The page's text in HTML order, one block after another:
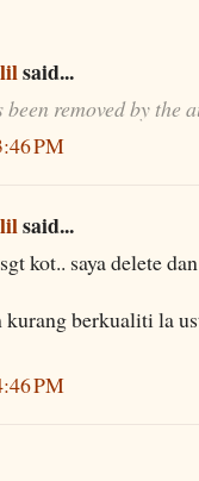
said...
removed by the
PM
said...
kot.. saya delete
berkualiti la
PM